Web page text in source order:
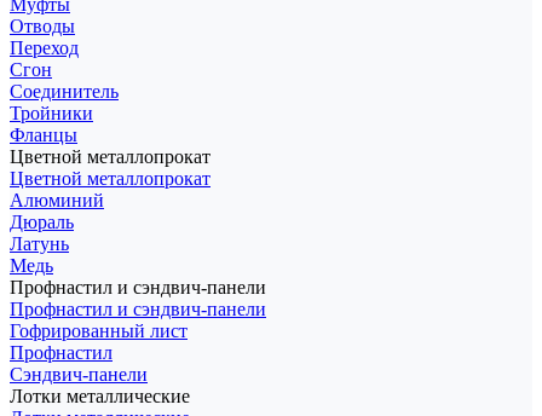
Муфты
Отводы
Переход
Сгон
Соединитель
Тройники
Фланцы
Цветной металлопрокат
Цветной металлопрокат
Алюминий
Дюраль
Латунь
Медь
Профнастил и сэндвич-панели
Профнастил и сэндвич-панели
Гофрированный лист
Профнастил
Сэндвич-панели
Лотки металлические